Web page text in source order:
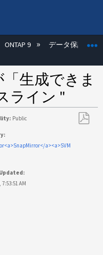
/折りたたむ
ONTAP 9 データ保護
「生成できま
ライン "
Public
a><a>SVM
AM